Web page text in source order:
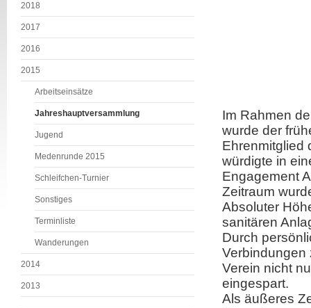
2018
2017
2016
2015
Arbeitseinsätze
Jahreshauptversammlung
Jugend
Medenrunde 2015
Schleifchen-Turnier
Sonstiges
Terminliste
Wanderungen
2014
2013
Im Rahmen
wurde der
Ehrenmitglied
würdigte in
Engagement
Zeitraum
Absoluter
sanitären
Durch
Verbindungen
Verein nicht
eingespart.
Als äußeres